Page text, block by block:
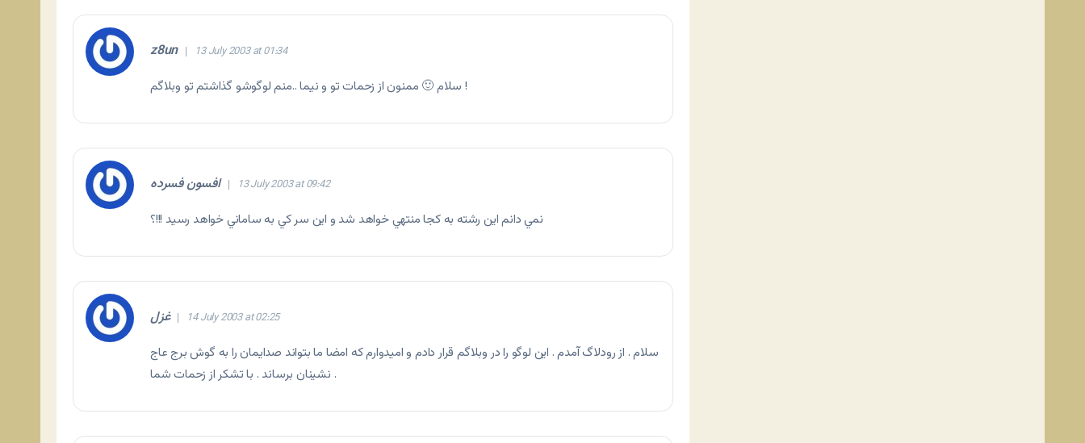
z8un 13 July 2003 at 01:34
سلام 🙂 ممنون از زحمات تو و نيما ..منم لوگوشو گذاشتم تو وبلاگم !
افسون فسرده 13 July 2003 at 09:42
نمي دانم اين رشته به کجا منتهي خواهد شد و اين سر کي به ساماني خواهد رسيد !!!؟
غزل 14 July 2003 at 02:25
سلام . از رودلاگ آمدم . اين لوگو را در وبلاگم قرار دادم و اميدوارم كه امضا ما بتواند صدايمان را به گوش برج عاج
نشينان برساند . با تشكر از زحمات شما .